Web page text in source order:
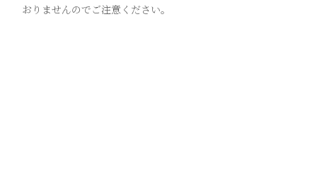
おりませんのでご注意ください。